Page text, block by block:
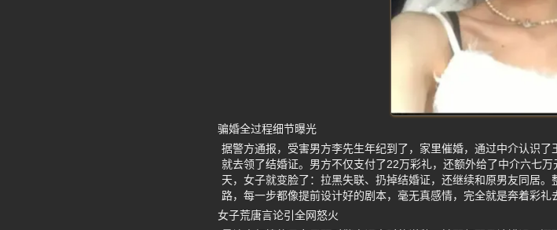
骗婚全过程细节曝光
据警方通报，受害男方李先生年纪到了，家里催婚，通过中介认识
就去领了结婚证。男方不仅支付了22万彩礼，还额外给了中介六七
天，女子就变脸了：拉黑失联、扔掉结婚证，还继续和原男友同居
路，每一步都像提前设计好的剧本，毫无真感情，完全就是奔着彩礼
女子荒唐言论引全网怒火